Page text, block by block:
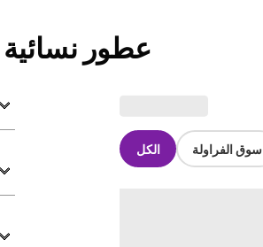
Tom Ford - عطور نسائية
الكل سوق الفراولة